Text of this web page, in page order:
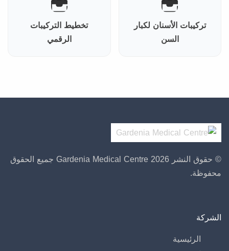
تركيبات الأسنان لكبار
السن
تخطيط التركيبات
الرقمي
© حقوق النشر 2026 Gardenia Medical Centre
جميع الحقوق
محفوظة.
الشركة
الرئيسية